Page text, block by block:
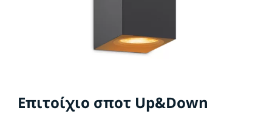
Επιτοίχιο σποτ Up&Down